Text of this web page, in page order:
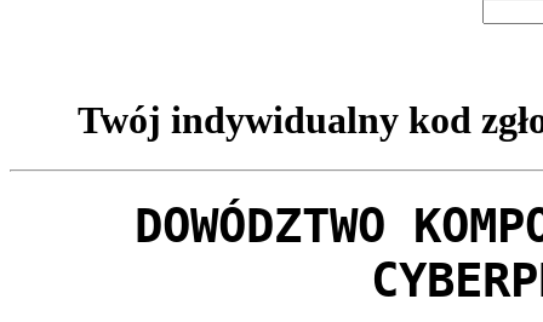
Twój indywidualny kod
DOWÓDZTWO